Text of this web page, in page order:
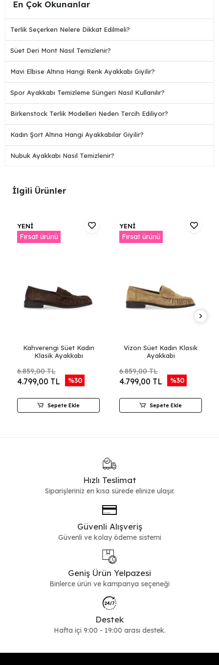
En Çok Okunanlar
Terlik Seçerken Nelere Dikkat Edilmeli?
Süet Deri Mont Nasıl Temizlenir?
Mavi Elbise Altına Hangi Renk Ayakkabı Giyilir?
Spor Ayakkabı Temizleme Süngeri Nasıl Kullanılır?
Birkenstock Terlik Modelleri Neden Tercih Ediliyor?
Kadın Şort Altına Hangi Ayakkabılar Giyilir?
Nubuk Ayakkabı Nasıl Temizlenir?
İlgili Ürünler
YENİ
Fırsat ürünü
Kahverengi Süet Kadın
Klasik Ayakkabı
6.859,00 TL
4.799,00 TL %30
Sepete Ekle
YENİ
Fırsat ürünü
Vizon Süet Kadın Klasik
Ayakkabı
6.859,00 TL
4.799,00 TL %30
Sepete Ekle
Hızlı Teslimat
Siparişleriniz en kısa sürede elinize ulaşır.
Güvenli Alışveriş
Güvenli ve kolay ödeme sistemi
Geniş Ürün Yelpazesi
Binlerce ürün ve kampanya seçeneği
Destek
Hafta içi 9:00 - 19:00 arası destek.